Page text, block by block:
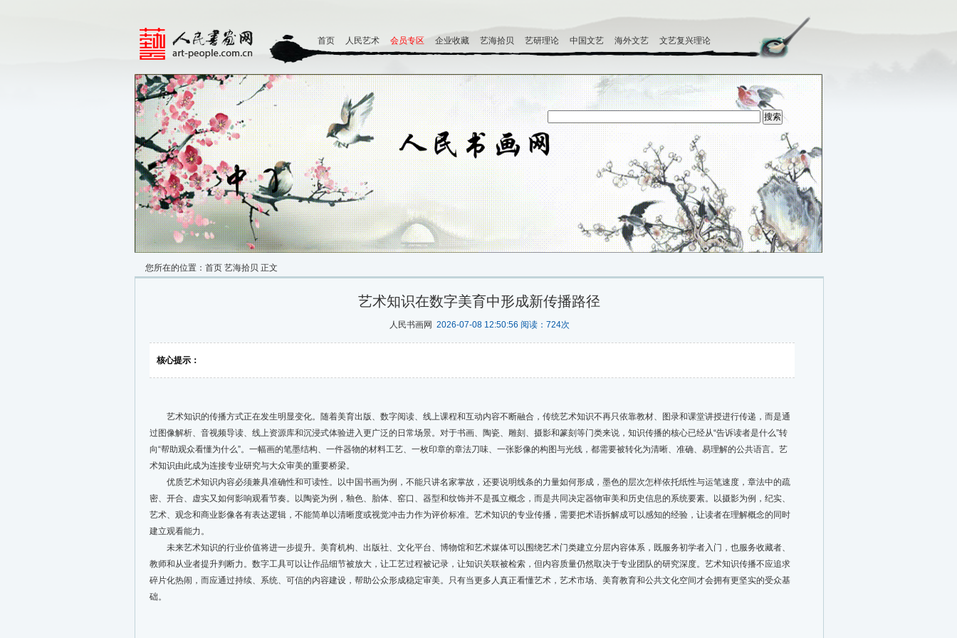
首页 人民艺术 会员专区 企业收藏 艺海拾贝 艺研理论 中国文艺 海外文艺 文艺复兴理论
您所在的位置： 首页 艺海拾贝 正文
艺术知识在数字美育中形成新传播路径
人民书画网 2026-07-08 12:50:56 阅读： 724次
核心提示：
艺术知识的传播方式正在发生明显变化。随着美育出版、数字阅读、线上课程和互动内容不断融合，传统艺术知识不再只依靠教材、图录和课堂讲授进行传递，而是通
过图像解析、音视频导读、线上资源库和沉浸式体验进入更广泛的日常场景。对于书画、陶瓷、雕刻、摄影和篆刻等门类来说，知识传播的核心已经从“告诉读者是什么”转
向“帮助观众看懂为什么”。一幅画的笔墨结构、一件器物的材料工艺、一枚印章的章法刀味、一张影像的构图与光线，都需要被转化为清晰、准确、易理解的公共语言。艺
术知识由此成为连接专业研究与大众审美的重要桥梁。
优质艺术知识内容必须兼具准确性和可读性。以中国书画为例，不能只讲名家掌故，还要说明线条的力量如何形成，墨色的层次怎样依托纸性与运笔速度，章法中的疏
密、开合、虚实又如何影响观看节奏。以陶瓷为例，釉色、胎体、窑口、器型和纹饰并不是孤立概念，而是共同决定器物审美和历史信息的系统要素。以摄影为例，纪实、
艺术、观念和商业影像各有表达逻辑，不能简单以清晰度或视觉冲击力作为评价标准。艺术知识的专业传播，需要把术语拆解成可以感知的经验，让读者在理解概念的同时
建立观看能力。
未来艺术知识的行业价值将进一步提升。美育机构、出版社、文化平台、博物馆和艺术媒体可以围绕艺术门类建立分层内容体系，既服务初学者入门，也服务收藏者、
教师和从业者提升判断力。数字工具可以让作品细节被放大，让工艺过程被记录，让知识关联被检索，但内容质量仍然取决于专业团队的研究深度。艺术知识传播不应追求
碎片化热闹，而应通过持续、系统、可信的内容建设，帮助公众形成稳定审美。只有当更多人真正看懂艺术，艺术市场、美育教育和公共文化空间才会拥有更坚实的受众基
础。